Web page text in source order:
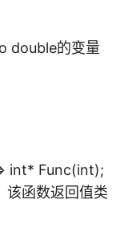
double的变量
int* Func(int);
该函数返回值类